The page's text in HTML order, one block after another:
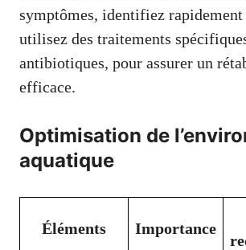
symptômes, identifiez
utilisez des traitements
antibiotiques, pour assurer un
efficace.
Optimisation de
aquatique
Éléments Importance